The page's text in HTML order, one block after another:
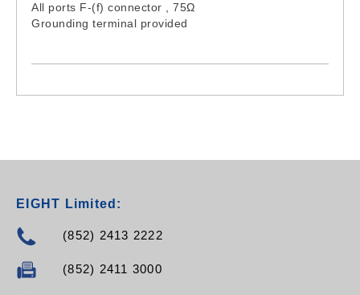
All ports F-(f) connector , 75Ω
Grounding terminal provided
EIGHT Limited:
(852) 2413 2222
(852) 2411 3000